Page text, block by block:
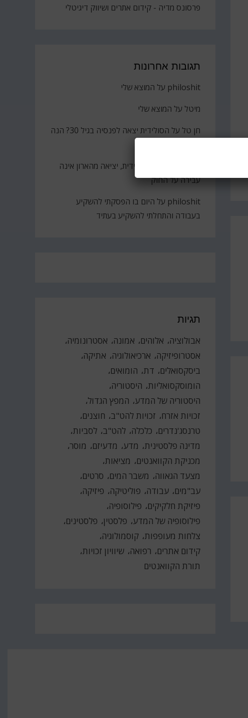
פרסונס מדיה - קידום אתרים ושיווק דיגיטלי
תגובות אחרונות
philoshit על המוצא שלי
מיטל על המוצא שלי
חן טל על
הסולידית יצאה לפנסיה בגיל 30? הנה
גבירתי הסולידית, יציאה מהארון אינה
עבירה על החוק
philoshit על היום בו הפסקתי להשקיע
בעבודה והתחלתי להשקיע בעתיד
תגיות
אבולוציה אלוהים אמונה
אסטרונומיה
אסטרופיזיקה
ארכיאולוגיה
אתיקה
ביסקסואלים
דת הומואים
הומוסקסואליות היסטוריה
היסטוריה של המדע המפץ הגדול
זכויות אזרח
זכויות להט"ב חוצנים
טרנסג'נדרים
כלכלה להט"ב לסביות
מדינה פלסטינית
מדע מדעיזם
מוסר
מכניקת הקוואנטים
מציאות
מצעד הגאווה
משבר המים
סרטים
עב"מים עבודה פוליטיקה
פיזיקה
פיזיקת חלקיקים
פילוסופיה
פילוסופיה של המדע פלסטין פלסטינים
צלחות מעופפות קוסמולוגיה
קידום אתרים
רפואה שיוויון זכויות
תורת הקוואנטים